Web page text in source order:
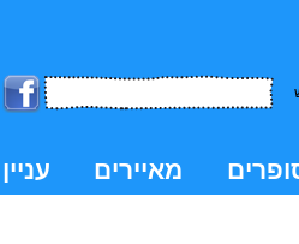
מאיירים עניין